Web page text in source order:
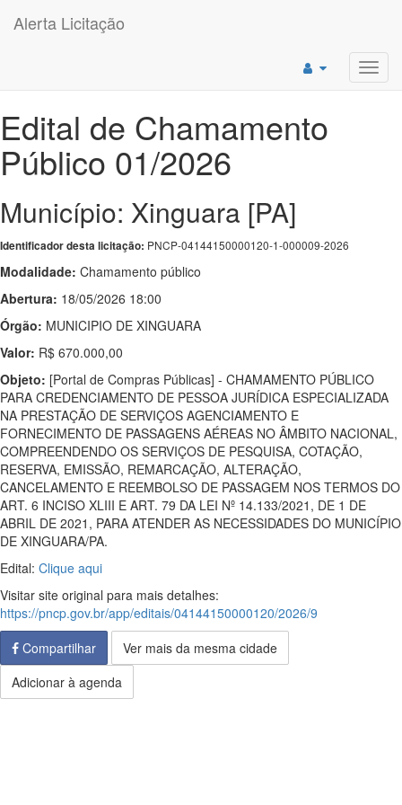
Alerta Licitação
Edital de Chamamento
Público 01/2026
Município: Xinguara [PA]
Identificador desta licitação: PNCP-04144150000120-1-000009-2026
Modalidade: Chamamento público
Abertura: 18/05/2026 18:00
Órgão: MUNICIPIO DE XINGUARA
Valor: R$ 670.000,00
Objeto: [Portal de Compras Públicas] - CHAMAMENTO PÚBLICO
PARA CREDENCIAMENTO DE PESSOA JURÍDICA ESPECIALIZADA
NA PRESTAÇÃO DE SERVIÇOS AGENCIAMENTO E
FORNECIMENTO DE PASSAGENS AÉREAS NO ÂMBITO NACIONAL,
COMPREENDENDO OS SERVIÇOS DE PESQUISA, COTAÇÃO,
RESERVA, EMISSÃO, REMARCAÇÃO, ALTERAÇÃO,
CANCELAMENTO E REEMBOLSO DE PASSAGEM NOS TERMOS DO
ART. 6 INCISO XLIII E ART. 79 DA LEI Nº 14.133/2021, DE 1 DE
ABRIL DE 2021, PARA ATENDER AS NECESSIDADES DO MUNICÍPIO
DE XINGUARA/PA.
Edital: Clique aqui
Visitar site original para mais detalhes:
https://pncp.gov.br/app/editais/04144150000120/2026/9
Compartilhar
Ver mais da mesma cidade
Adicionar à agenda